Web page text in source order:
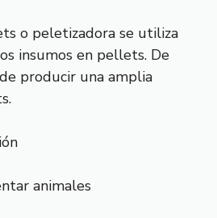
o peletizadora se utiliza
insumos en pellets. De
producir una amplia
animales